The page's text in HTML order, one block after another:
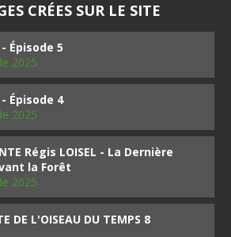
CRÉES SUR LE SITE
Épisode 5
2025
Épisode 4
2025
Régis LOISEL - La Dernière
la Forêt
2025
DE L'OISEAU DU TEMPS 8